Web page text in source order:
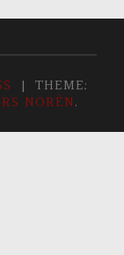
|
THEME:
NORÉN.